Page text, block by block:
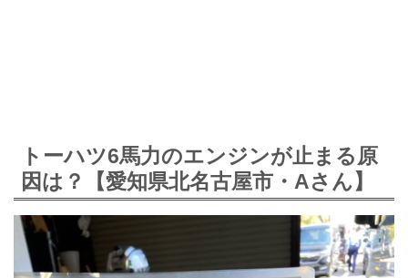
トーハツ6馬力のエンジンが止まる原
因は？【愛知県北名古屋市・Aさん】